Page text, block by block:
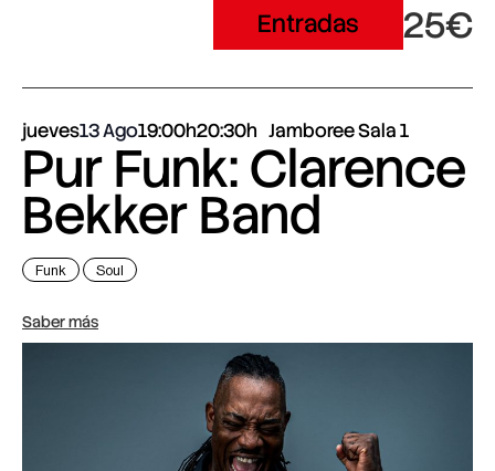
Entradas 25€
jueves13 Ago19:00h20:30h Jamboree Sala 1
Pur Funk: Clarence
Bekker Band
Funk Soul
Saber más